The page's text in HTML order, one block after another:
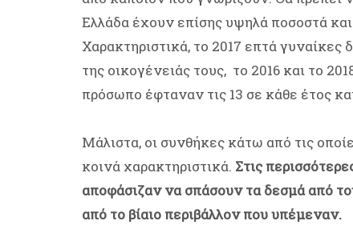
Ελλάδα έχουν επίσης υψηλά ποσοστά
Χαρακτηριστικά, το 2017 επτά
της οικογένειάς τους, το 2016 και το
πρόσωπο έφταναν τις 13 σε κάθε έτος
Μάλιστα, οι συνθήκες κάτω από τις
κοινά χαρακτηριστικά. Στις
αποφάσιζαν να σπάσουν τα δεσμά από
από το βίαιο περιβάλλον που υπέμεναν.